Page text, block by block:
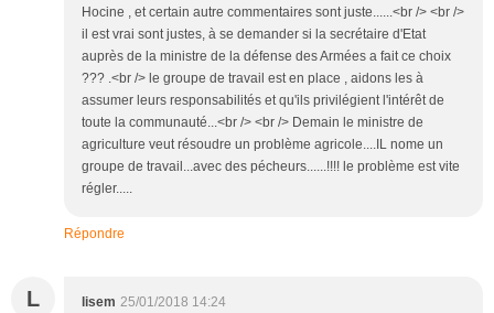
Hocine , et certain autre commentaires sont juste......<br /> <br />
il est vrai sont justes, à se demander si la secrétaire d'Etat
auprès de la ministre de la défense des Armées a fait ce choix
??? .<br /> le groupe de travail est en place , aidons les à
assumer leurs responsabilités et qu'ils privilégient l'intérêt de
toute la communauté...<br /> <br /> Demain le ministre de
agriculture veut résoudre un problème agricole....IL nome un
groupe de travail...avec des pécheurs......!!!! le problème est vite
régler.....
Répondre
L lisem 25/01/2018 14:24